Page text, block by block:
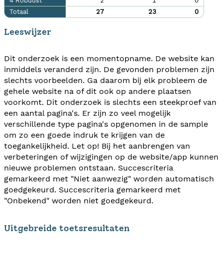
Totaal
27 23 0
Leeswijzer
Dit onderzoek is een momentopname. De website kan
inmiddels veranderd zijn. De gevonden problemen zijn
slechts voorbeelden. Ga daarom bij elk probleem de
gehele website na of dit ook op andere plaatsen
voorkomt. Dit onderzoek is slechts een steekproef van
een aantal pagina's. Er zijn zo veel mogelijk
verschillende type pagina's opgenomen in de sample
om zo een goede indruk te krijgen van de
toegankelijkheid. Let op! Bij het aanbrengen van
verbeteringen of wijzigingen op de website/app kunnen
nieuwe problemen ontstaan. Succescriteria
gemarkeerd met "Niet aanwezig" worden automatisch
goedgekeurd. Succescriteria gemarkeerd met
"Onbekend" worden niet goedgekeurd.
Uitgebreide toetsresultaten